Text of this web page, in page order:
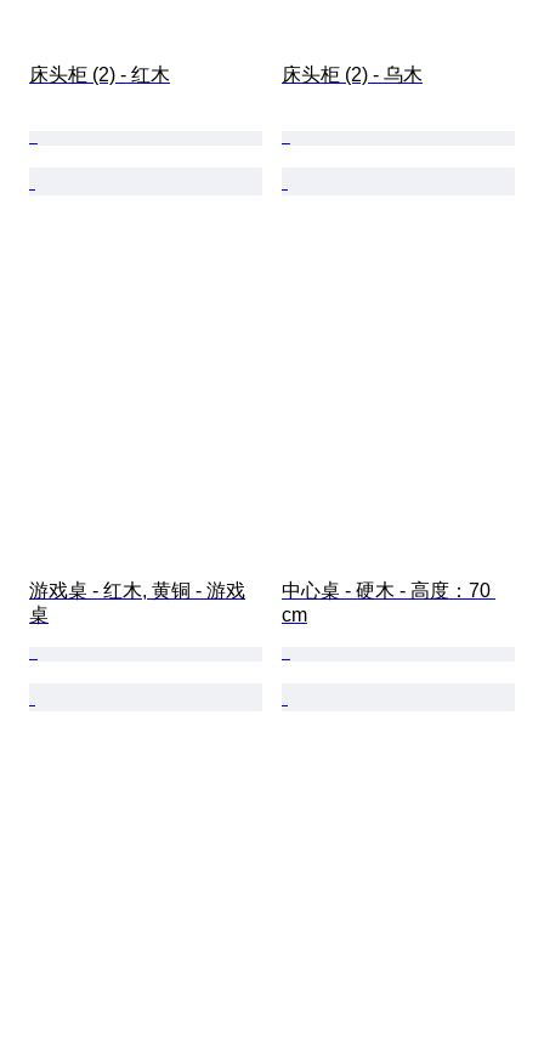
床头柜 (2) - 红木 床头柜 (2) - 乌木
游戏桌 - 红木, 黄铜 - 游戏
桌
中心桌 - 硬木 - 高度：70
cm